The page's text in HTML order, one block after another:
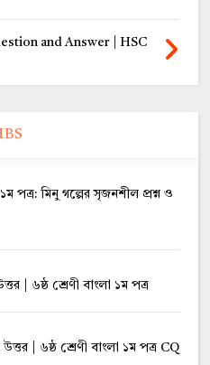
and Answer | HSC
১ম পত্র: মিনু গল্পের সৃজনশীল প্রশ্ন ও
| ৬ষ্ঠ শ্রেণী বাংলা ১ম পত্র
| ৬ষ্ঠ শ্রেণী বাংলা ১ম পত্র CQ